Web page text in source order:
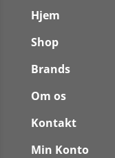
Hjem
Shop
Brands
Om os
Kontakt
Min Konto